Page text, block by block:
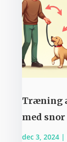
Træning
med snor
dec 3, 2024|